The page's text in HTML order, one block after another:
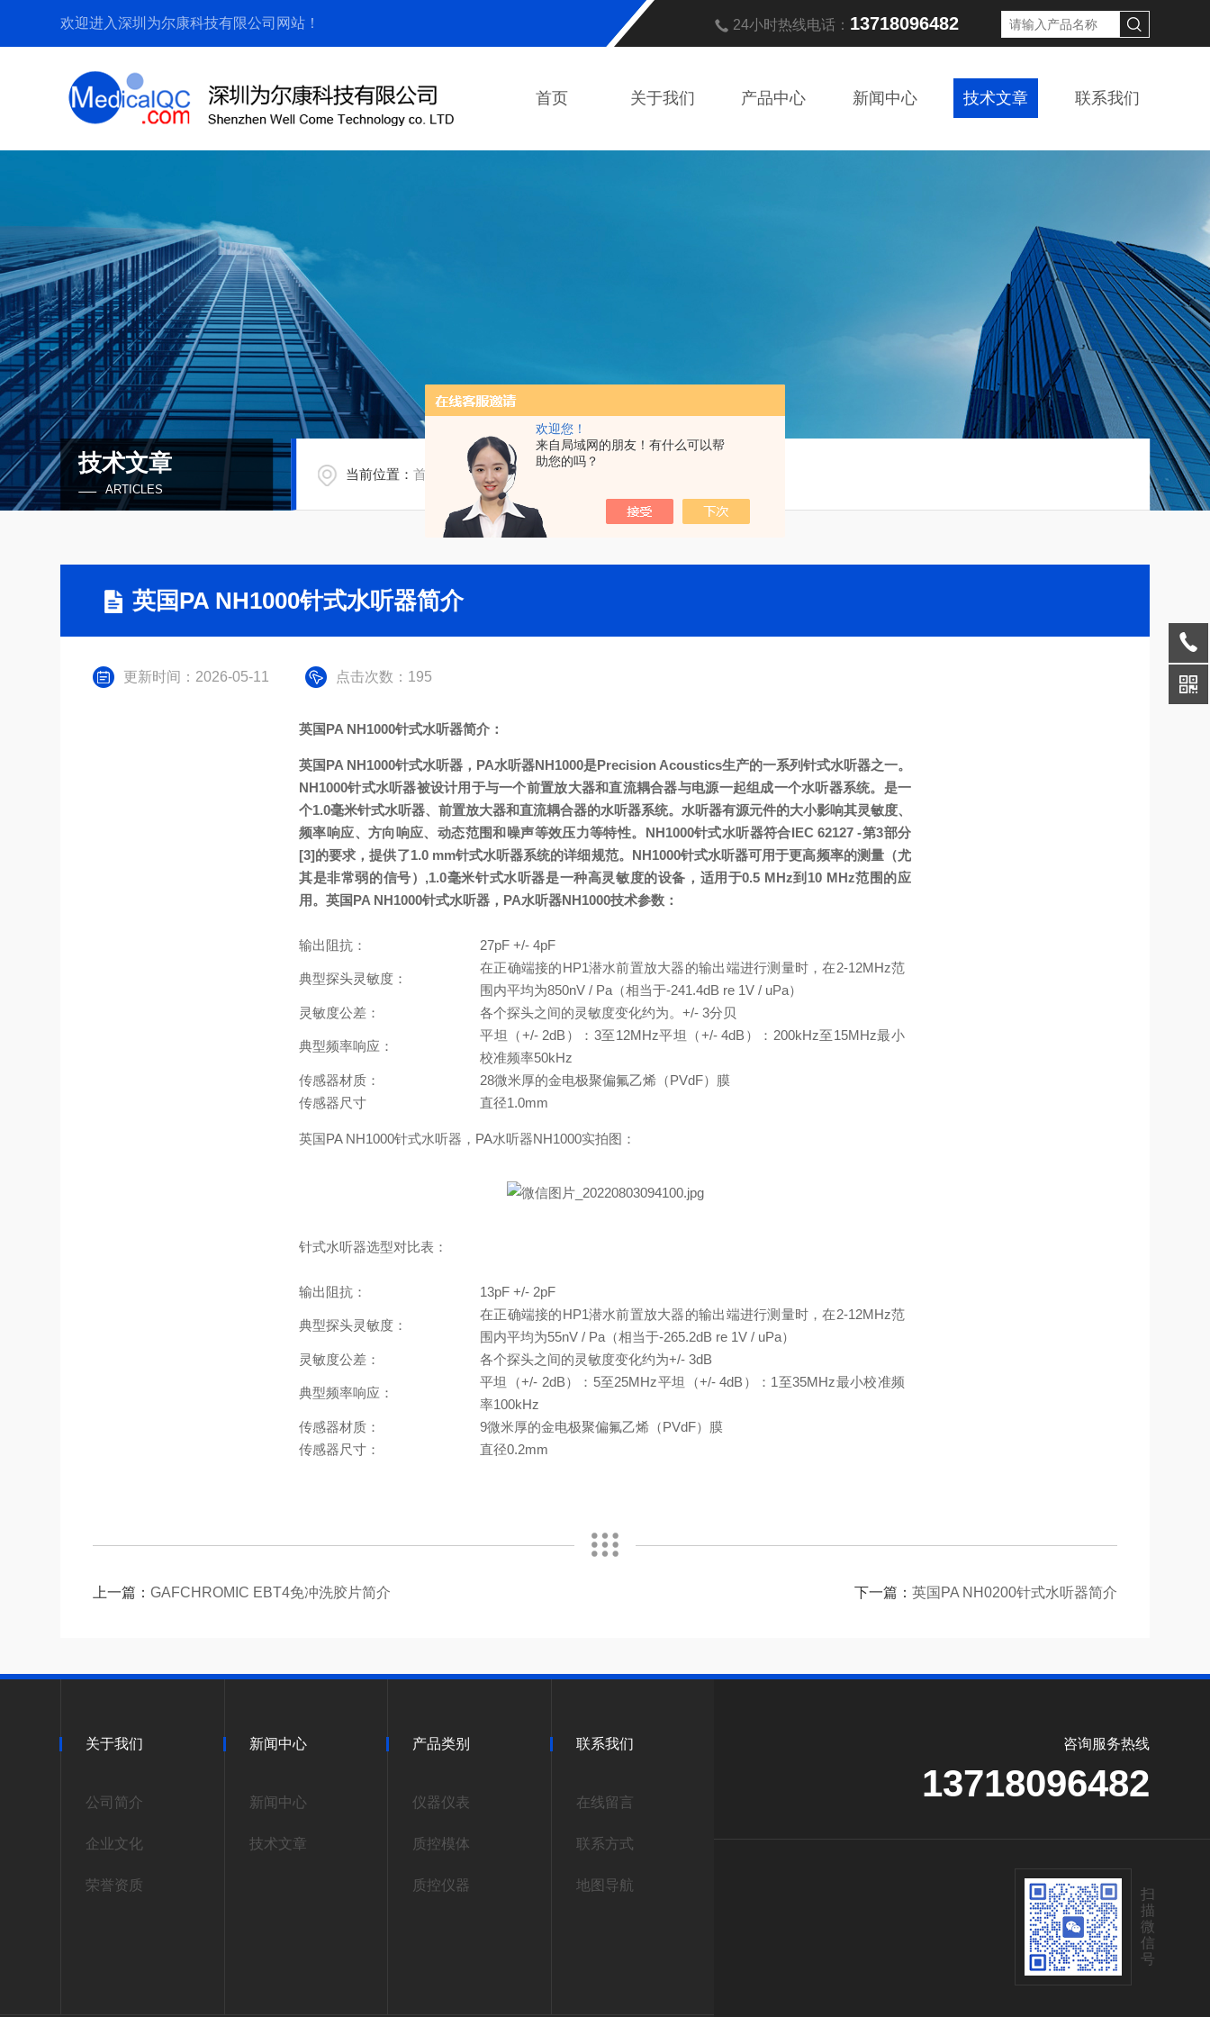
欢迎您！
来自局域网的朋友！有什么可以帮
助您的吗？
欢迎进入深圳为尔康科技有限公司网站！ 24小时热线电话： 13718096482
首页 关于我们 产品中心 新闻中心 技术文章 联系我们
技术文章
ARTICLES
当前位置：首页 技术文章/ 英国PA NH1000针式水听器简介
英国PA NH1000针式水听器简介
更新时间：2026-05-11 点击次数：195
英国PA NH1000针式水听器简介：
英国PA NH1000针式水听器，PA水听器NH1000是Precision Acoustics生产的一系列针式水听器之一。
NH1000针式水听器被设计用于与一个前置放大器和直流耦合器与电源一起组成一个水听器系统。是一
个1.0毫米针式水听器、前置放大器和直流耦合器的水听器系统。 水听器有源元件的大小影响其灵敏度、
频率响应、方向响应、动态范围和噪声等效压力等特性。NH1000针式水听器符合IEC 62127 -第3部分
[3]的要求，提供了1.0 mm针式水听器系统的详细规范。 NH1000针式水听器可用于更高频率的测量（尤
其是非常弱的信号）,1.0毫米针式水听器是一种高灵敏度的设备，适用于0.5 MHz到10 MHz范围的应
用。 英国PA NH1000针式水听器，PA水听器NH1000技术参数：
输出阻抗： 27pF +/- 4pF
典型探头灵敏度：
在正确端接的HP1潜水前置放大器的输出端进行测量时，在2-12MHz范
围内平均为850nV / Pa（相当于-241.4dB re 1V / uPa）
灵敏度公差：
各个探头之间的灵敏度变化约为。 +/- 3分贝
典型频率响应：
平坦（+/- 2dB）：3至12MHz平坦（+/- 4dB）：200kHz至15MHz最小
校准频率50kHz
传感器材质：
28微米厚的金电极聚偏氟乙烯（PVdF）膜
传感器尺寸
直径1.0mm
英国PA NH1000针式水听器，PA水听器NH1000实拍图：
针式水听器选型对比表：
输出阻抗： 13pF +/- 2pF
典型探头灵敏度：
在正确端接的HP1潜水前置放大器的输出端进行测量时，在2-12MHz范
围内平均为55nV / Pa（相当于-265.2dB re 1V / uPa）
灵敏度公差：
各个探头之间的灵敏度变化约为+/- 3dB
典型频率响应：
平坦（+/- 2dB）：5至25MHz平坦（+/- 4dB）：1至35MHz最小校准频
率100kHz
传感器材质：
9微米厚的金电极聚偏氟乙烯（PVdF）膜
传感器尺寸：
直径0.2mm
上一篇：GAFCHROMIC EBT4免冲洗胶片简介 下一篇： 英国PA NH0200针式水听器简介
关于我们
公司简介
企业文化
荣誉资质
新闻中心
新闻中心
技术文章
产品类别
仪器仪表
质控模体
质控仪器
联系我们
在线留言
联系方式
地图导航
咨询服务热线
13718096482
扫
描
微
信
号